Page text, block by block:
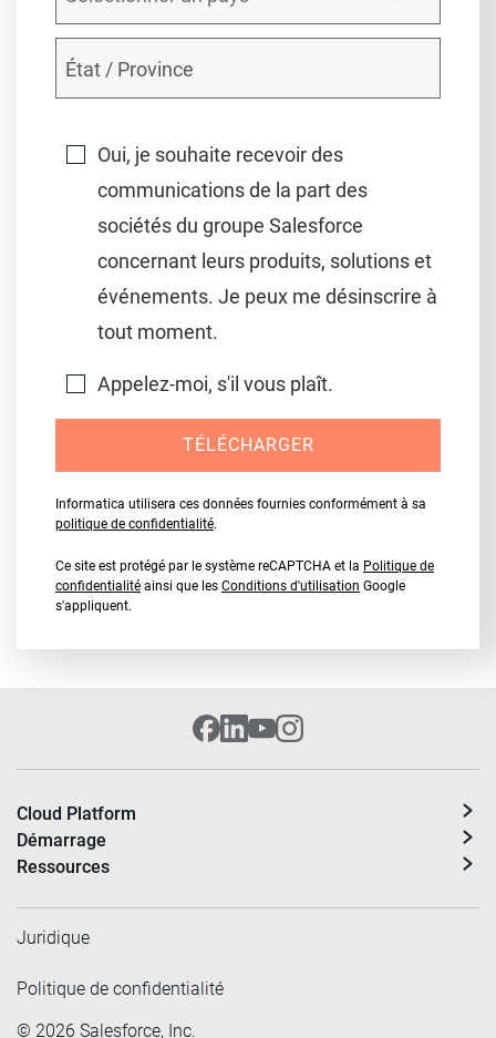
Oui, je souhaite recevoir des
communications de la part des
sociétés du groupe Salesforce
concernant leurs produits, solutions et
événements. Je peux me désinscrire à
tout moment.
Appelez-moi, s'il vous plaît.
TÉLÉCHARGER
Informatica utilisera ces données fournies conformément à sa
politique de confidentialité.
Ce site est protégé par le système reCAPTCHA et la Politique de
confidentialité ainsi que les Conditions d'utilisation Google
s'appliquent.
Cloud Platform
Démarrage
Ressources
Juridique
Politique de confidentialité
© 2026 Salesforce, Inc.